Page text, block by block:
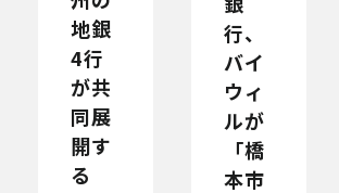
地銀
4行
が共
同展
開す
る
行、
バイ
ウィ
ルが
「橋
本市